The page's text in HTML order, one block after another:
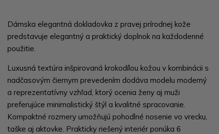
Dámska elegantná dokladovka z pravej prírodnej kože
predstavuje elegantný a praktický doplnok na každodenné
použitie.
Luxusná textúra inšpirovaná krokodílou kožou v kombinácii s
nadčasovým čiernym prevedením dodáva modelu moderný
a reprezentatívny vzhľad, ktorý ocenia ženy aj muži
preferujúce minimalistický štýl a kvalitné spracovanie.
Kompaktné rozmery umožňujú pohodlné nosenie vo vrecku,
taške aj aktovke. Prakticky riešený interiér ponúka 6